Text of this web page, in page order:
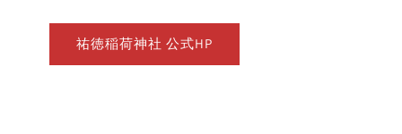
祐徳稲荷神社 公式HP